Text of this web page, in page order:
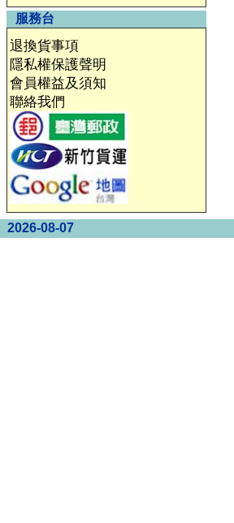
服務台
退換貨事項
隱私權保護聲明
會員權益及須知
聯絡我們
2026-08-07